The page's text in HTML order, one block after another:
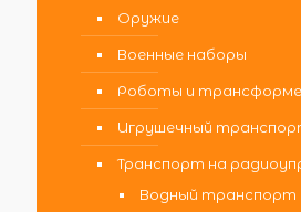
Оружие
Военные наборы
Роботы и
Игрушечный
Транспорт на
Водный транспорт